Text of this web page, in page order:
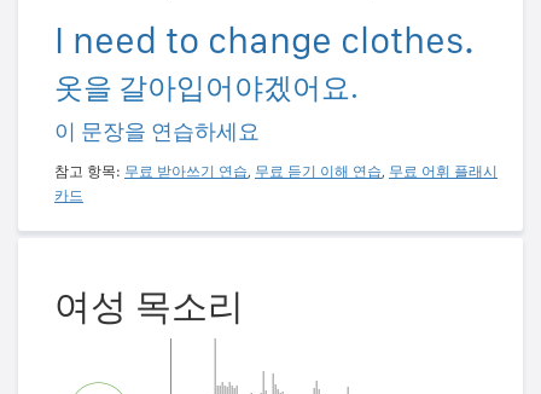
I need to change clothes.
옷을 갈아입어야겠어요.
이 문장을 연습하세요
참고 항목: 무료 받아쓰기 연습, 무료 듣기 이해 연습, 무료 어휘 플래시
카드
여성 목소리